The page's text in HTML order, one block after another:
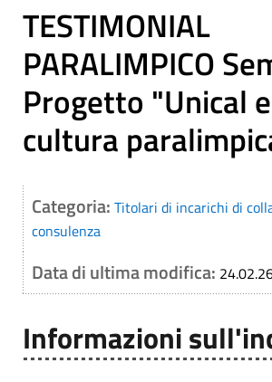
TESTIMONIAL
PARALIMPICO
Progetto "Unical
cultura
Categoria: Titolari di incarichi di
consulenza
Data di ultima modifica:
Informazioni